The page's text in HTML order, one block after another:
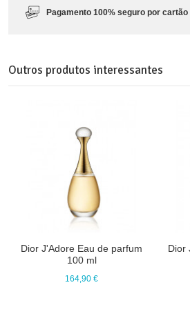
Pagamento 100% seguro por cartão
Outros produtos interessantes
Dior J'Adore Eau de parfum
100 ml
164,90 €
Dior